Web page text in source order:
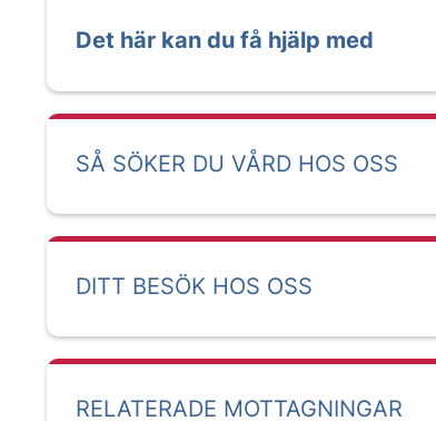
Det här kan du få hjälp med
SÅ SÖKER DU VÅRD HOS OSS
DITT BESÖK HOS OSS
RELATERADE MOTTAGNINGAR